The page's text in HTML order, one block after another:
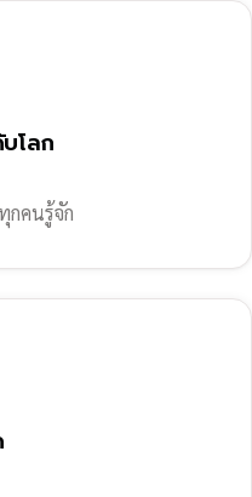
โลก
กคนรู้จัก